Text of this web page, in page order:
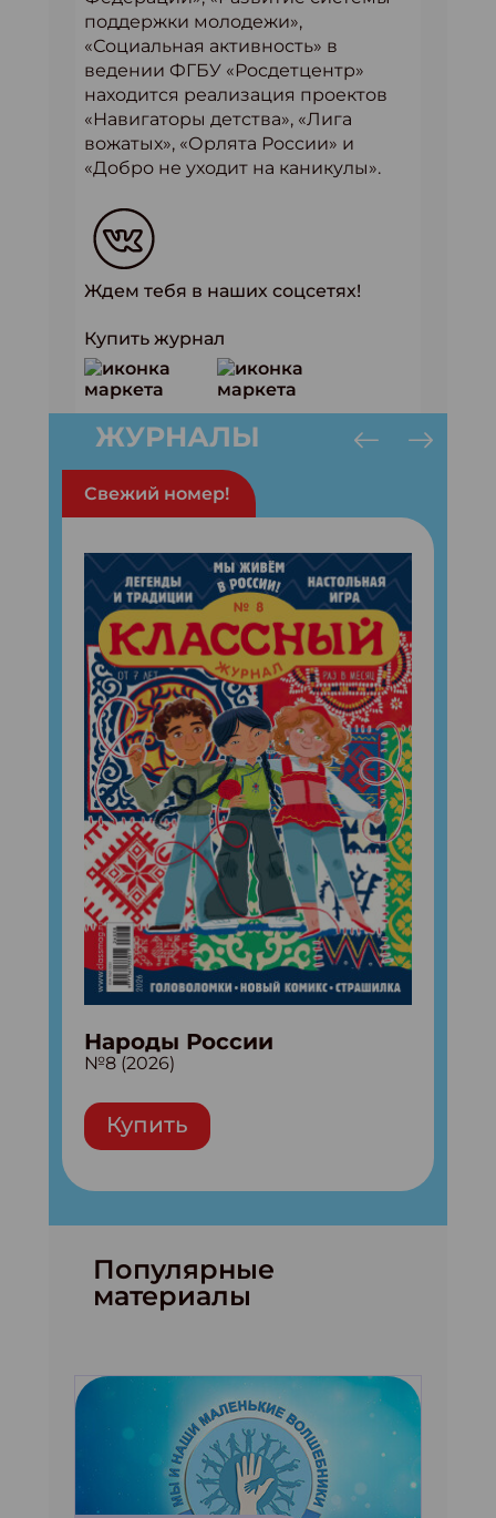
поддержки молодежи»,
«Социальная активность» в
ведении ФГБУ «Росдетцентр»
находится реализация проектов
«Навигаторы детства», «Лига
вожатых», «Орлята России» и
«Добро не уходит на каникулы».
Ждем тебя в наших соцсетях!
Купить журнал
ЖУРНАЛЫ
Свежий номер!
Народы России
№8 (2026)
Купить
Популярные
материалы